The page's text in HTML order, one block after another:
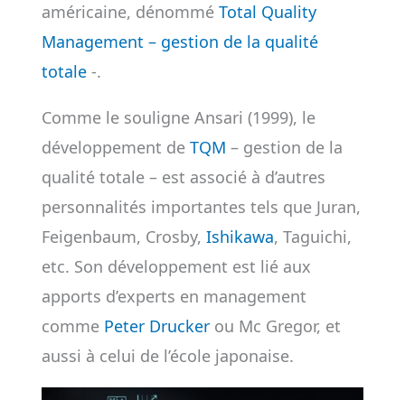
américaine, dénommé Total Quality
Management – gestion de la qualité
totale-.
Comme le souligne Ansari (1999), le
développement de TQM – gestion de la
qualité totale – est associé à d’autres
personnalités importantes tels que Juran,
Feigenbaum, Crosby, Ishikawa, Taguichi,
etc. Son développement est lié aux
apports d’experts en management
comme Peter Druckerou Mc Gregor, et
aussi à celui de l’école japonaise.